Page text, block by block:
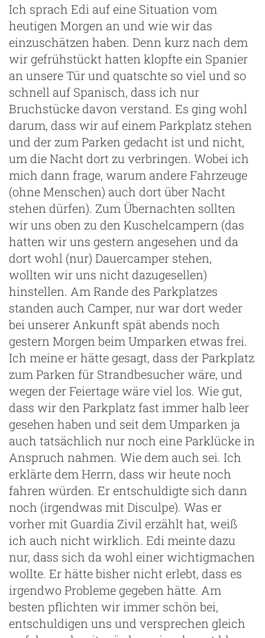
Ich sprach Edi auf eine Situation vom
heutigen Morgen an und wie wir das
einzuschätzen haben. Denn kurz nach dem
wir gefrühstückt hatten klopfte ein Spanier
an unsere Tür und quatschte so viel und so
schnell auf Spanisch, dass ich nur
Bruchstücke davon verstand. Es ging wohl
darum, dass wir auf einem Parkplatz stehen
und der zum Parken gedacht ist und nicht,
um die Nacht dort zu verbringen. Wobei ich
mich dann frage, warum andere Fahrzeuge
(ohne Menschen) auch dort über Nacht
stehen dürfen). Zum Übernachten sollten
wir uns oben zu den Kuschelcampern (das
hatten wir uns gestern angesehen und da
dort wohl (nur) Dauercamper stehen,
wollten wir uns nicht dazugesellen)
hinstellen. Am Rande des Parkplatzes
standen auch Camper, nur war dort weder
bei unserer Ankunft spät abends noch
gestern Morgen beim Umparken etwas frei.
Ich meine er hätte gesagt, dass der Parkplatz
zum Parken für Strandbesucher wäre, und
wegen der Feiertage wäre viel los. Wie gut,
dass wir den Parkplatz fast immer halb leer
gesehen haben und seit dem Umparken ja
auch tatsächlich nur noch eine Parklücke in
Anspruch nahmen. Wie dem auch sei. Ich
erklärte dem Herrn, dass wir heute noch
fahren würden. Er entschuldigte sich dann
noch (irgendwas mit Disculpe). Was er
vorher mit Guardia Zivil erzählt hat, weiß
ich auch nicht wirklich. Edi meinte dazu
nur, dass sich da wohl einer wichtigmachen
wollte. Er hätte bisher nicht erlebt, dass es
irgendwo Probleme gegeben hätte. Am
besten pflichten wir immer schön bei,
entschuldigen uns und versprechen gleich